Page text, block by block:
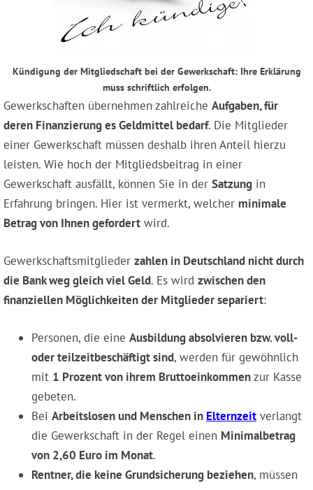
Kündigung der Mitgliedschaft bei der Gewerkschaft: Ihre Erklärung
muss schriftlich erfolgen.
Gewerkschaften übernehmen zahlreiche Aufgaben, für
deren Finanzierung es Geldmittel bedarf. Die Mitglieder
einer Gewerkschaft müssen deshalb ihren Anteil hierzu
leisten. Wie hoch der Mitgliedsbeitrag in einer
Gewerkschaft ausfällt, können Sie in der Satzung in
Erfahrung bringen. Hier ist vermerkt, welcher minimale
Betrag von Ihnen gefordert wird.
Gewerkschaftsmitglieder zahlen in Deutschland nicht durch
die Bank weg gleich viel Geld. Es wird zwischen den
finanziellen Möglichkeiten der Mitglieder separiert:
Personen, die eine Ausbildung absolvieren bzw. voll-
oder teilzeitbeschäftigt sind, werden für gewöhnlich
mit 1 Prozent von ihrem Bruttoeinkommenzur Kasse
gebeten.
Bei Arbeitslosen und Menschen in Elternzeit verlangt
die Gewerkschaft in der Regel einen Minimalbetrag
von 2,60 Euro im Monat.
Rentner, die keine Grundsicherung beziehen, müssen